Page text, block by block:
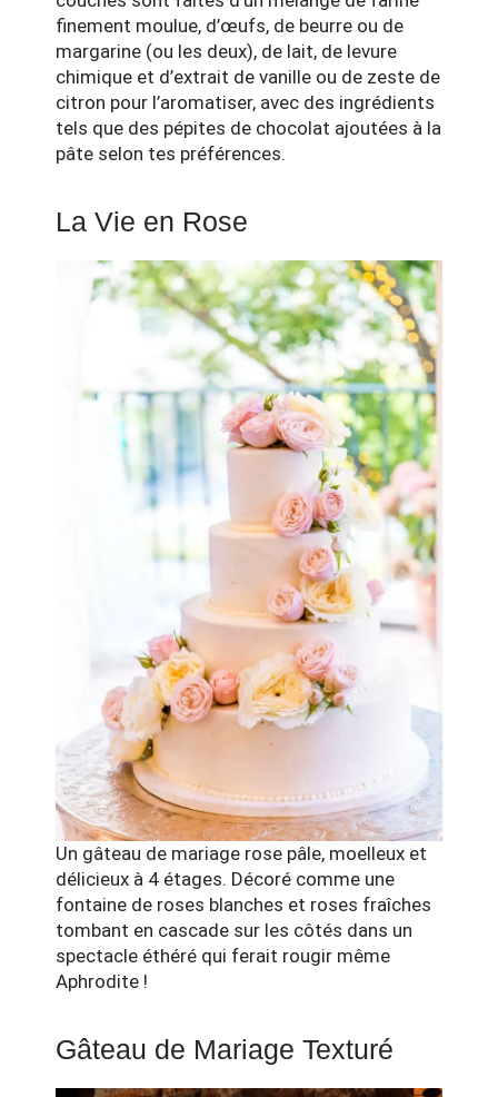
finement moulue, d’œufs, de beurre ou de
margarine (ou les deux), de lait, de levure
chimique et d’extrait de vanille ou de zeste de
citron pour l’aromatiser, avec des ingrédients
tels que des pépites de chocolat ajoutées à la
pâte selon tes préférences.
La Vie en Rose
Un gâteau de mariage rose pâle, moelleux et
délicieux à 4 étages. Décoré comme une
fontaine de roses blanches et roses fraîches
tombant en cascade sur les côtés dans un
spectacle éthéré qui ferait rougir même
Aphrodite !
Gâteau de Mariage Texturé